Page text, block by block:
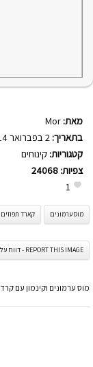
מאת: Mor
בתאריך:
קטגוריות: קינוחים
צפיות: 24068
1
מוס ערמונים קארד תפוזים
REPORT THIS IMAGE - דווח על תמונה זו
מוס ערמונים וקינמון עם